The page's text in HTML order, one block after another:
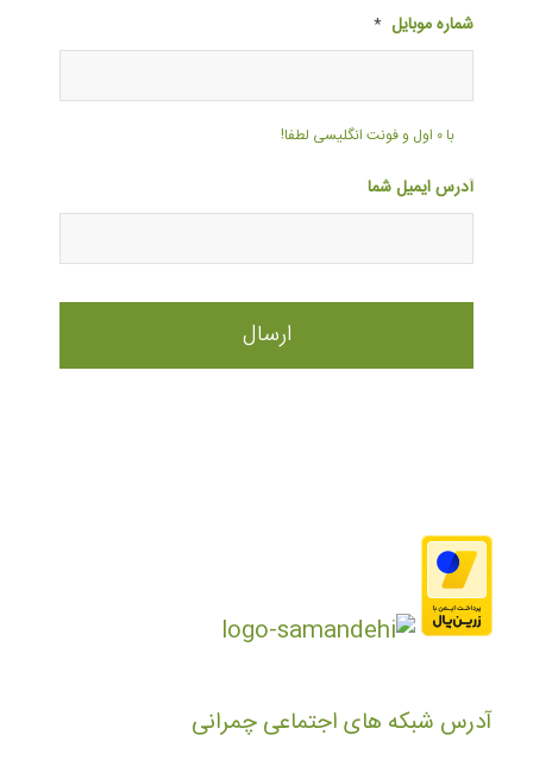
شماره موبایل *
با ۰ اول و فونت انگلیسی لطفا!
آدرس ایمیل شما
آدرس شبکه های اجتماعی چمرانی